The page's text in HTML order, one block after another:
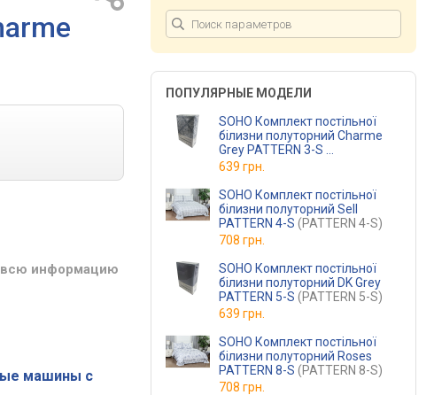
всю информацию
машины с
ПОПУЛЯРНЫЕ МОДЕЛИ
SOHO Комплект постільної
білизни полуторний Charme
Grey PATTERN 3-S
(PATTERN 3-S)
639 грн.
SOHO Комплект постільної
білизни полуторний Sell
PATTERN 4-S (PATTERN 4-S)
708 грн.
SOHO Комплект постільної
білизни полуторний DK Grey
PATTERN 5-S (PATTERN 5-S)
639 грн.
SOHO Комплект постільної
білизни полуторний Roses
PATTERN 8-S (PATTERN 8-S)
708 грн.